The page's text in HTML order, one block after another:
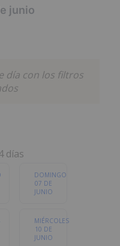
ESPECTÁCULOS
junio
día con los filtros
días
DOMINGO
07 DE
JUNIO
MIÉRCOLES
10 DE
JUNIO